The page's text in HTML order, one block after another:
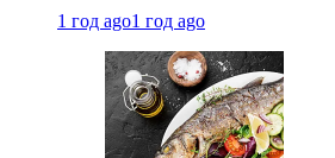
1 год ago1 год ago